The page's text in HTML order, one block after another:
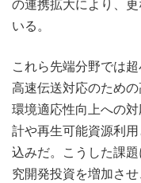
の連携拡大により、
いる。
これら先端分野では
高速伝送対応のため
環境適応性向上への
計や再生可能資源利
込みだ。こうした課
究開発投資を増加さ